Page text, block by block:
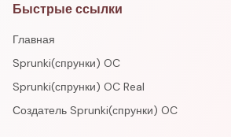
Быстрые ссылки
Главная
Sprunki(спрунки) OC
Sprunki(спрунки) OC Real
Создатель Sprunki(спрунки) OC